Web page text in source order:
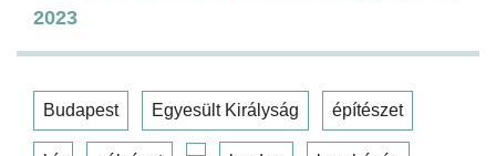
2023
Budapest Egyesült Királyság építészet